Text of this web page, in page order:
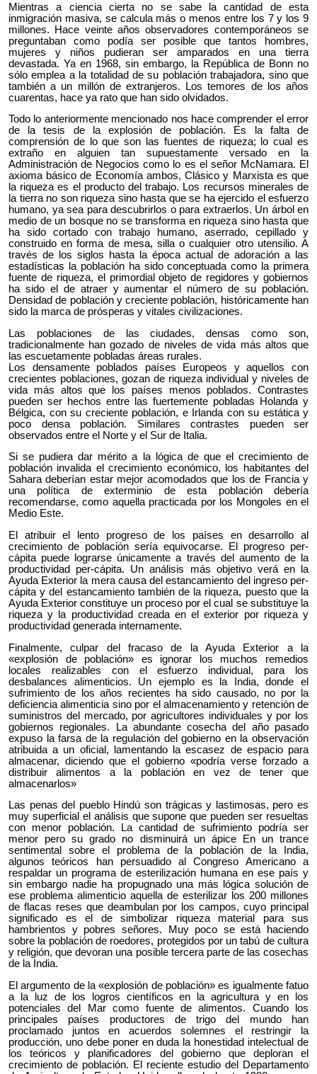
Mientras a ciencia cierta no se sabe la cantidad de esta
inmigración masiva, se calcula más o menos entre los 7 y los 9
millones. Hace veinte años observadores contemporáneos se
preguntaban como podía ser posible que tantos hombres,
mujeres y niños pudieran ser amparados en una tierra
devastada. Ya en 1968, sin embargo, la República de Bonn no
sólo emplea a la totalidad de su población trabajadora, sino que
también a un millón de extranjeros. Los temores de los años
cuarentas, hace ya rato que han sido olvidados.
Todo lo anteriormente mencionado nos hace comprender el error
de la tesis de la explosión de población. Es la falta de
comprensión de lo que son las fuentes de riqueza; lo cual es
extraño en alguien tan supuestamente versado en la
Administración de Negocios como lo es el señor McNamara. El
axioma básico de Economía ambos, Clásico y Marxista es que
la riqueza es el producto del trabajo. Los recursos minerales de
la tierra no son riqueza sino hasta que se ha ejercido el esfuerzo
humano, ya sea para descubrirlos o para extraerlos. Un árbol en
medio de un bosque no se transforma en riqueza sino hasta que
ha sido cortado con trabajo humano, aserrado, cepillado y
construido en forma de mesa, silla o cualquier otro utensilio. A
través de los siglos hasta la época actual de adoración a las
estadísticas la población ha sido conceptuada como la primera
fuente de riqueza, el primordial objeto de regidores y gobiernos
ha sido el de atraer y aumentar el número de su población.
Densidad de población y creciente población, históricamente han
sido la marca de prósperas y vitales civilizaciones.
Las poblaciones de las ciudades, densas como son,
tradicionalmente han gozado de niveles de vida más altos que
las escuetamente pobladas áreas rurales.
Los densamente poblados países Europeos y aquellos con
crecientes poblaciones, gozan de riqueza individual y niveles de
vida más altos que los países menos poblados. Contrastes
pueden ser hechos entre las fuertemente pobladas Holanda y
Bélgica, con su creciente población, e Irlanda con su estática y
poco densa población. Similares contrastes pueden ser
observados entre el Norte y el Sur de Italia.
Si se pudiera dar mérito a la lógica de que el crecimiento de
población invalida el crecimiento económico, los habitantes del
Sahara deberían estar mejor acomodados que los de Francia y
una política de exterminio de esta población debería
recomendarse, como aquella practicada por los Mongoles en el
Medio Este.
El atribuir el lento progreso de los países en desarrollo al
crecimiento de población sería equivocarse. El progreso per-
cápita puede lograrse únicamente a través del aumento de la
productividad per-cápita. Un análisis más objetivo verá en la
Ayuda Exterior la mera causa del estancamiento del ingreso per-
cápita y del estancamiento también de la riqueza, puesto que la
Ayuda Exterior constituye un proceso por el cual se substituye la
riqueza y la productividad creada en el exterior por riqueza y
productividad generada internamente.
Finalmente, culpar del fracaso de la Ayuda Exterior a la
«explosión de población» es ignorar los muchos remedios
locales realizables con el esfuerzo individual, para los
desbalances alimenticios. Un ejemplo es la India, donde el
sufrimiento de los años recientes ha sido causado, no por la
deficiencia alimenticia sino por el almacenamiento y retención de
suministros del mercado, por agricultores individuales y por los
gobiernos regionales. La abundante cosecha del año pasado
expuso la farsa de la regulación del gobierno en la observación
atribuida a un oficial, lamentando la escasez de espacio para
almacenar, diciendo que el gobierno «podría verse forzado a
distribuir alimentos a la población en vez de tener que
almacenarlos»
Las penas del pueblo Hindú son trágicas y lastimosas, pero es
muy superficial el análisis que supone que pueden ser resueltas
con menor población. La cantidad de sufrimiento podría ser
menor pero su grado no disminuirá un ápice En un trance
sentimental sobre el problema de la población de la India,
algunos teóricos han persuadido al Congreso Americano a
respaldar un programa de esterilización humana en ese país y
sin embargo nadie ha propugnado una más lógica solución de
ese problema alimenticio aquella de esterilizar los 200 millones
de flacas reses que deambulan por los campos, cuyo principal
significado es el de simbolizar riqueza material para sus
hambrientos y pobres señores. Muy poco se está haciendo
sobre la población de roedores, protegidos por un tabú de cultura
y religión, que devoran una posible tercera parte de las cosechas
de la India.
El argumento de la «explosión de población» es igualmente fatuo
a la luz de los logros científicos en la agricultura y en los
potenciales del Mar como fuente de alimentos. Cuando los
principales países productores de trigo del mundo han
proclamado juntos en acuerdos solemnes el restringir la
producción, uno debe poner en duda la honestidad intelectual de
los teóricos y planificadores del gobierno que deploran el
crecimiento de población. El reciente estudio del Departamento